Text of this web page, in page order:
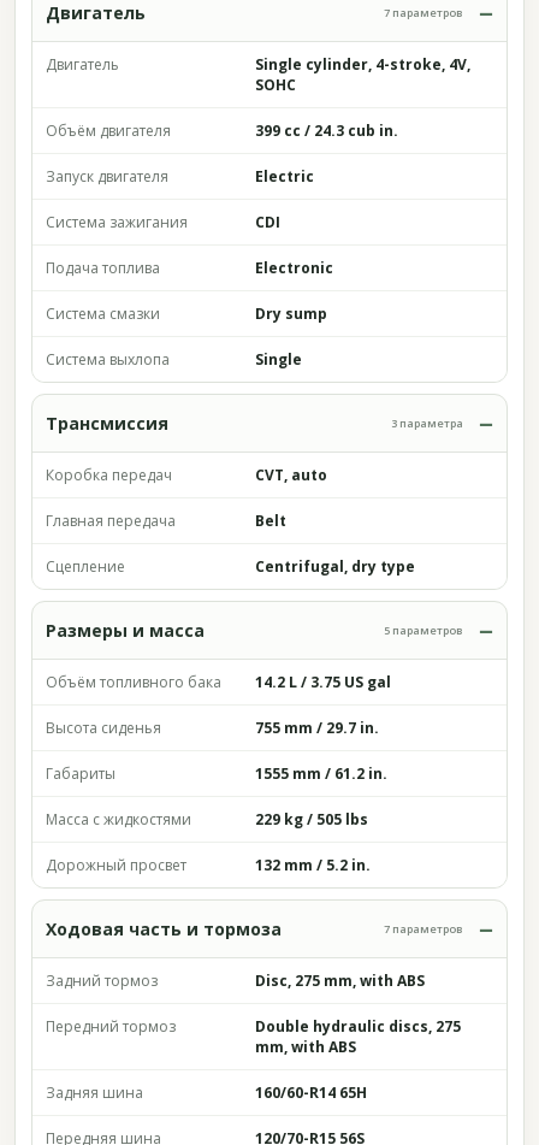
Двигатель 7 параметров
Двигатель
Single cylinder, 4-stroke, 4V,
SOHC
Объём двигателя 399 cc / 24.3 cub in.
Запуск двигателя Electric
Система зажигания CDI
Подача топлива Electronic
Система смазки Dry sump
Система выхлопа Single
Трансмиссия 3 параметра
Коробка передач CVT, auto
Главная передача Belt
Сцепление Centrifugal, dry type
Размеры и масса 5 параметров
Объём топливного бака 14.2 L / 3.75 US gal
Высота сиденья 755 mm / 29.7 in.
Габариты 1555 mm / 61.2 in.
Масса с жидкостями 229 kg / 505 lbs
Дорожный просвет 132 mm / 5.2 in.
Ходовая часть и тормоза 7 параметров
Задний тормоз Disc, 275 mm, with ABS
Передний тормоз
Double hydraulic discs, 275
mm, with ABS
Задняя шина 160/60-R14 65H
Передняя шина 120/70-R15 56S